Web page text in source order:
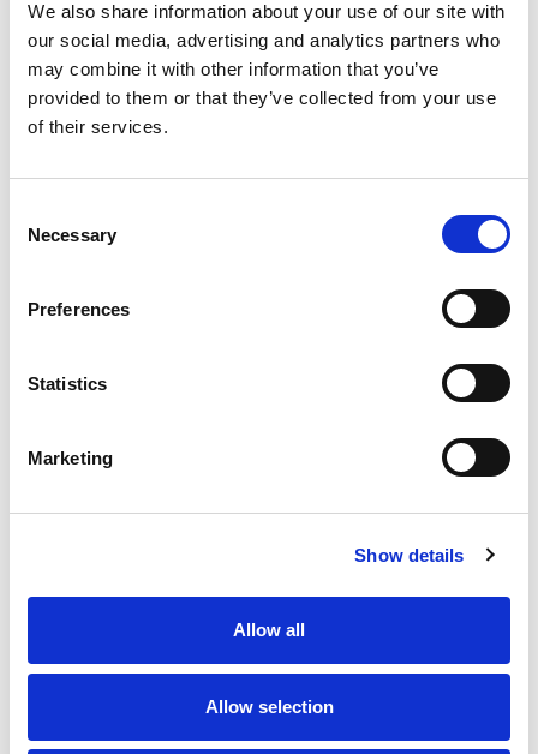
We also share information about your use of our site with
our social media, advertising and analytics partners who
may combine it with other information that you’ve
provided to them or that they’ve collected from your use
of their services.
Selection
Necessary
Preferences
Statistics
Marketing
Show details
Allow all
Allow selection
BelevenisTafel werkt. Anderen komen er dan bij
zitten en geven dan heel voorzichtig ook eens een
tik op de tafel. En dan weet je dat het ijs is
Mariquita, het zoekspel met de lieveheersbeestjes
Maar een echte hit is Vieze Vingers, waarbij er
dan naar hun vingers kijken om te zien of er verf aan
gekomen is. Ook het personeel trapt daar wel eens